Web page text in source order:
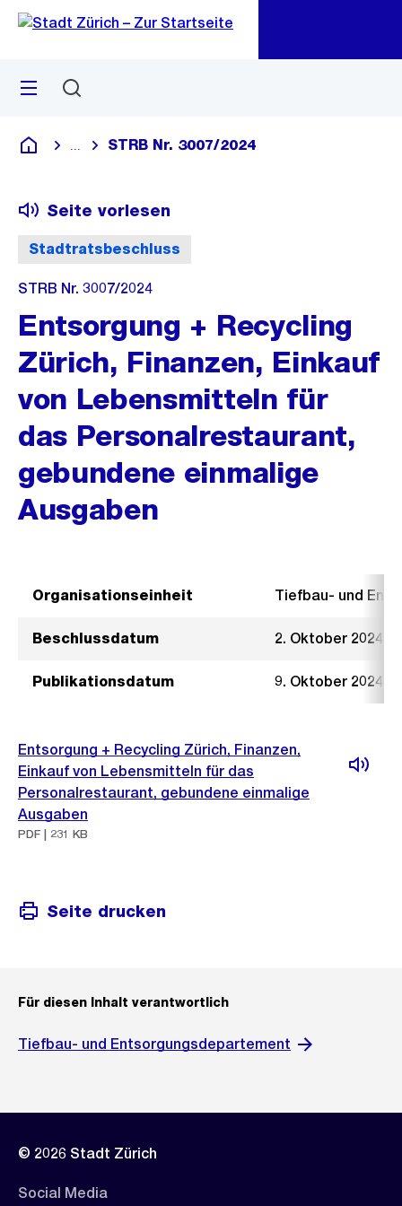
Navigation
Sprunglink
Menü
Deutsch
Blende alle Breadcrumbs ein
STRB Nr. 3007/2024
Stadtratsbeschluss
Seite vorlesen
STRB Nr. 3007/2024
Entsorgung + Recycling
Zürich, Finanzen, Einkauf
von Lebensmitteln für
das Personalrestaurant,
gebundene einmalige
Ausgaben
Organisationseinheit Tiefbau- und
Beschlussdatum 2. Oktober 2024
Publikationsdatum 9. Oktober 2024
Entsorgung + Recycling Zürich, Finanzen,
Einkauf von Lebensmitteln für das
Personalrestaurant, gebundene einmalige
Ausgaben
PDF | 231 KB
Seite drucken
Für diesen Inhalt verantwortlich
Tiefbau- und Entsorgungsdepartement
© 2026 Stadt Zürich
Social Media